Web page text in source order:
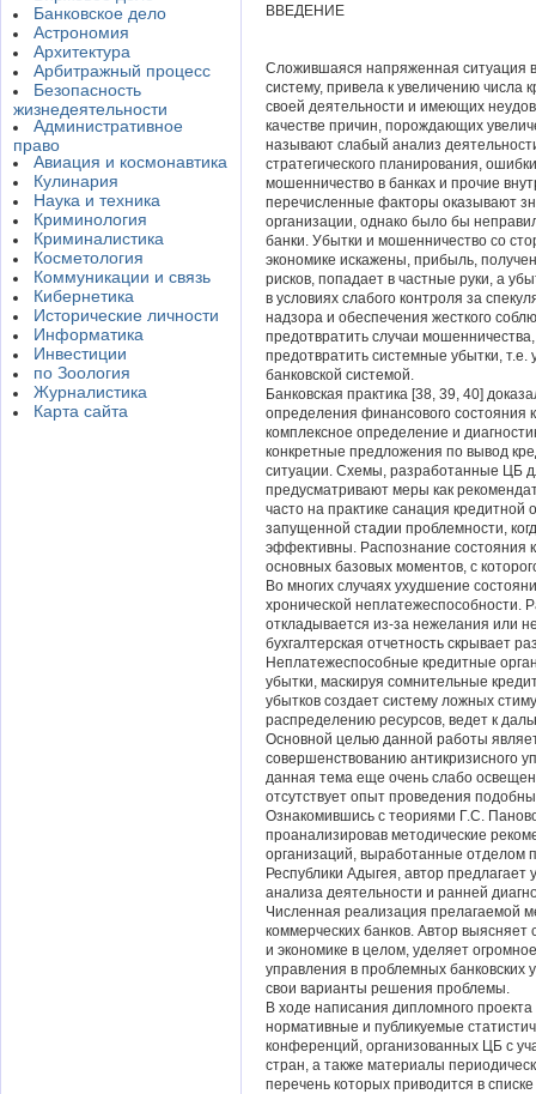
Банковское дело
Астрономия
Архитектура
Арбитражный процесс
Безопасность
жизнедеятельности
Административное
право
Авиация и космонавтика
Кулинария
Наука и техника
Криминология
Криминалистика
Косметология
Коммуникации и связь
Кибернетика
Исторические личности
Информатика
Инвестиции
по Зоология
Журналистика
Карта сайта
ВВЕДЕНИЕ
Сложившаяся напряженная ситуация
систему, привела к увеличению числа
своей деятельности и имеющих
качестве причин, порождающих
называют слабый анализ
стратегического планирования,
мошенничество в банках и прочие
перечисленные факторы оказывают
организации, однако было бы
банки. Убытки и мошенничество со
экономике искажены, прибыль,
рисков, попадает в частные руки, а
в условиях слабого кон­троля за
надзо­ра и обеспечения жесткого
предотвратить случаи
предотвратить системные убытки,
банковской системой.
Банковская практика [38, 39, 40]
определения финансового состояния
комплексное определение и
конкретные предложения по вывод
ситуации. Схемы, разработанные ЦБ
пре­дусматривают меры как
часто на практике санация
запущенной стадии проблемности,
эффективны. Распознание состояния
основных базовых моментов, с
Во многих случаях ухуд­шение
хронической непла­тежеспособности.
откладыва­ется из-за нежелания или
бухгалтерская отчетность скрывает
Неплатежеспособные кредитные
убытки, маскируя сомнительные
убытков создает систему ложных
рас­пределению ресурсов, ведет к
Основной целью данной работы
совершенствованию антикризисного
данная тема еще очень слабо
отсутствует опыт проведения
Ознакомившись с теориями Г.С.
проанализировав методические
организаций, выработанные отделом
Республики Адыгея, автор
анализа деятельности и ранней
Численная реализация прелагаемой
коммерческих банков. Автор выясняет
и экономике в целом, уделяет
управления в проблемных банковских
свои варианты решения проблемы.
В ходе написания дипломного
нормативные и публикуемые
конференций, организованных ЦБ с
стран, а также материалы
перечень которых приводится в